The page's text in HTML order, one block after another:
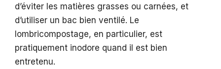
d’éviter les matières grasses ou carnées, et
d’utiliser un bac bien ventilé. Le
lombricompostage, en particulier, est
pratiquement inodore quand il est bien
entretenu.